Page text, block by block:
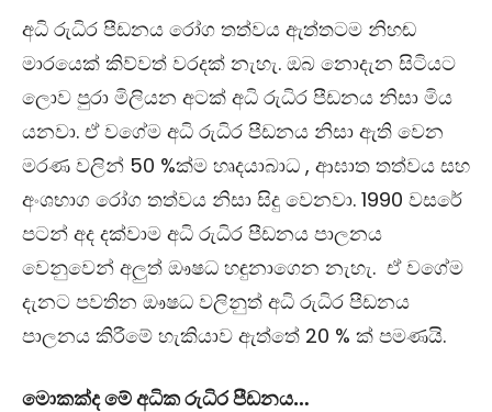
අධි රුධිර පීඩනය රෝග තත්වය ඇත්තටම නිහඬ
මාරයෙක් කිව්වත් වරදක් නැහැ. ඔබ නොදැන සිටියට
ලොව පුරා මිලියන අටක් අධි රුධිර පීඩනය නිසා මිය
යනවා. ඒ වගේම අධි රුධිර පීඩනය නිසා ඇති වෙන
මරණ වලින් 50 %ක්ම හෘදයාබාධ , ආඝාත තත්වය සහ
අංශභාග රෝග තත්වය නිසා සිදු වෙනවා. 1990 වසරේ
පටන් අද දක්වාම අධි රුධිර පීඩනය පාලනය
වෙනුවෙන් අලුත් ඖෂධ හඳුනාගෙන නැහැ. ඒ වගේම
දැනට පවතින ඖෂධ වලිනුත් අධි රුධිර පීඩනය
පාලනය කිරීමේ හැකියාව ඇත්තේ 20 % ක් පමණයි.
මොකක්ද මේ අධික රුධිර පීඩනය…